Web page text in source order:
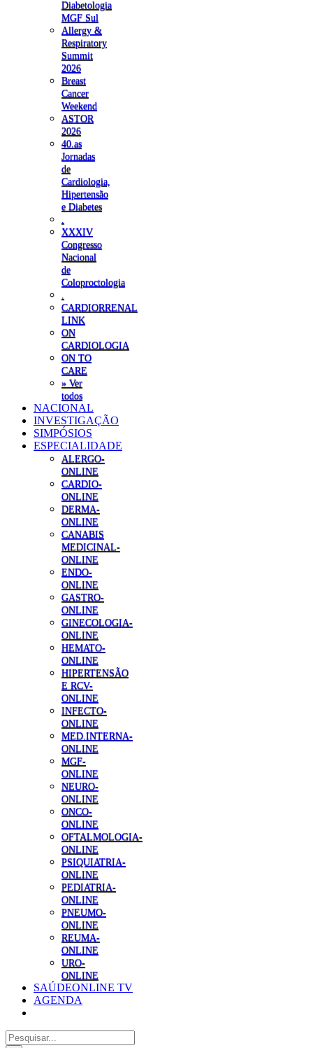
Diabetologia
MGF Sul
Allergy &
Respiratory
Summit
2026
Breast
Cancer
Weekend
ASTOR
2026
40.as
Jornadas
de
Cardiologia,
Hipertensão
e Diabetes
XXXIV
Congresso
Nacional
de
Coloproctologia
CARDIORRENAL
LINK
ON
CARDIOLOGIA
ON TO
CARE
» Ver
todos
NACIONAL
INVESTIGAÇÃO
SIMPÓSIOS
ESPECIALIDADE
ALERGO-
ONLINE
CARDIO-
ONLINE
DERMA-
ONLINE
CANABIS
MEDICINAL-
ONLINE
ENDO-
ONLINE
GASTRO-
ONLINE
GINECOLOGIA-
ONLINE
HEMATO-
ONLINE
HIPERTENSÃO
E RCV-
ONLINE
INFECTO-
ONLINE
MED.INTERNA-
ONLINE
MGF-
ONLINE
NEURO-
ONLINE
ONCO-
ONLINE
OFTALMOLOGIA-
ONLINE
PSIQUIATRIA-
ONLINE
PEDIATRIA-
ONLINE
PNEUMO-
ONLINE
REUMA-
ONLINE
URO-
ONLINE
SAÚDEONLINE TV
AGENDA
Pesquisar